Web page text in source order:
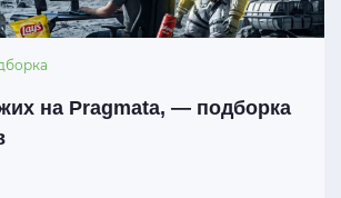
на Pragmata, — подборка